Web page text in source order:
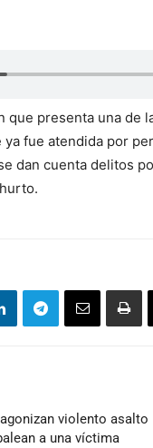
que presenta una de
fue atendida por
dan cuenta delitos
violento asalto
a una víctima